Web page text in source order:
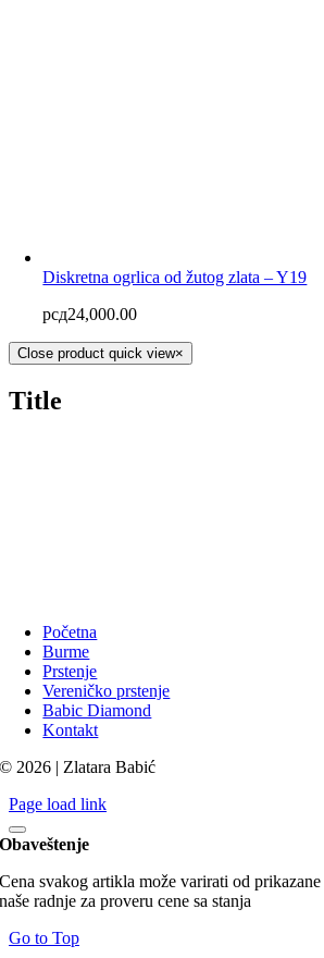
Diskretna ogrlica od žutog zlata – Y19
рсд24,000.00
Close product quick view×
Title
Početna
Burme
Prstenje
Vereničko prstenje
Babic Diamond
Kontakt
© 2026 | Zlatara Babić
Page load link
Obaveštenje
Cena svakog artikla može varirati od
naše radnje za proveru cene sa stanja
Go to Top